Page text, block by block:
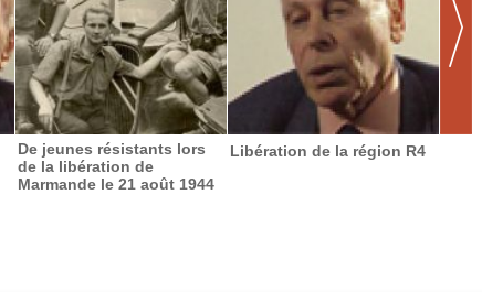
De jeunes résistants lors
de la libération de
Marmande le 21 août 1944
Libération de la région R4